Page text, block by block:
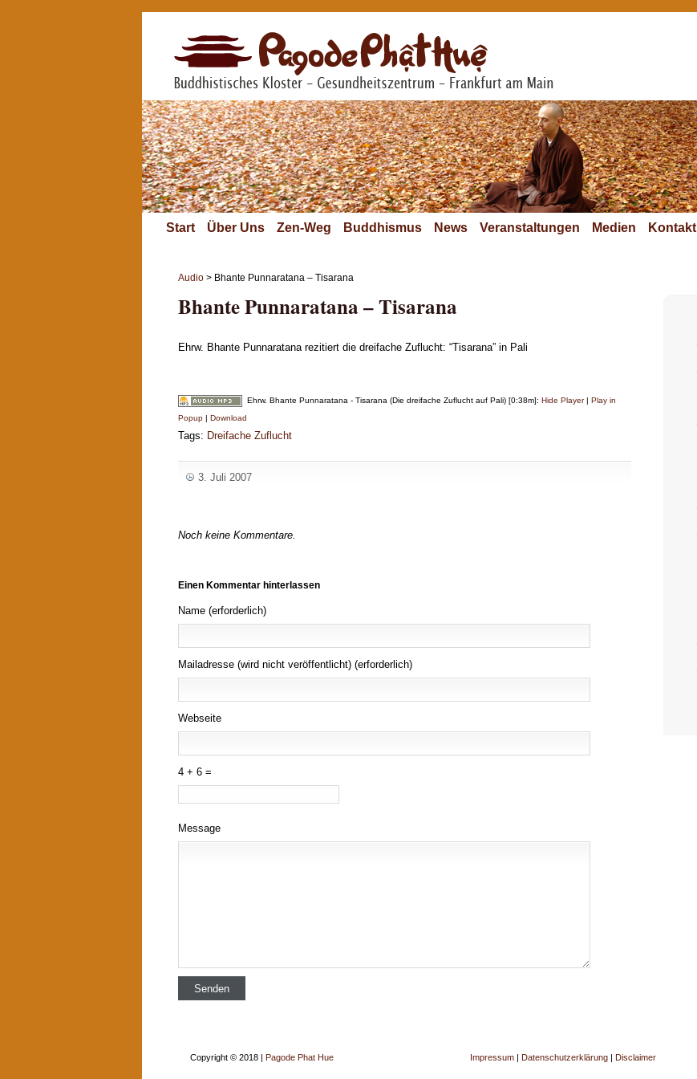
Start Über Uns Zen-Weg Buddhismus News Veranstaltungen Medien Kontakt
Audio > Bhante Punnaratana – Tisarana
Bhante Punnaratana – Tisarana
Ehrw. Bhante Punnaratana rezitiert die dreifache Zuflucht: “Tisarana” in Pali
Ehrw. Bhante Punnaratana - Tisarana (Die dreifache Zuflucht auf Pali) [0:38m]: Hide Player| Play in
Popup | Download
Tags: Dreifache Zuflucht
3. Juli 2007
Noch keine Kommentare.
Einen Kommentar hinterlassen
Name (erforderlich)
Mailadresse (wird nicht veröffentlicht) (erforderlich)
Webseite
4 + 6 =
Message
Copyright © 2018 | Pagode Phat Hue Impressum | Datenschutzerklärung | Disclaimer